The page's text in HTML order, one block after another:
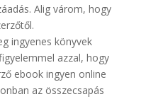
Alig várom, hogy
ingyenes könyvek
azzal, hogy
ebook ingyen online
az összecsapás